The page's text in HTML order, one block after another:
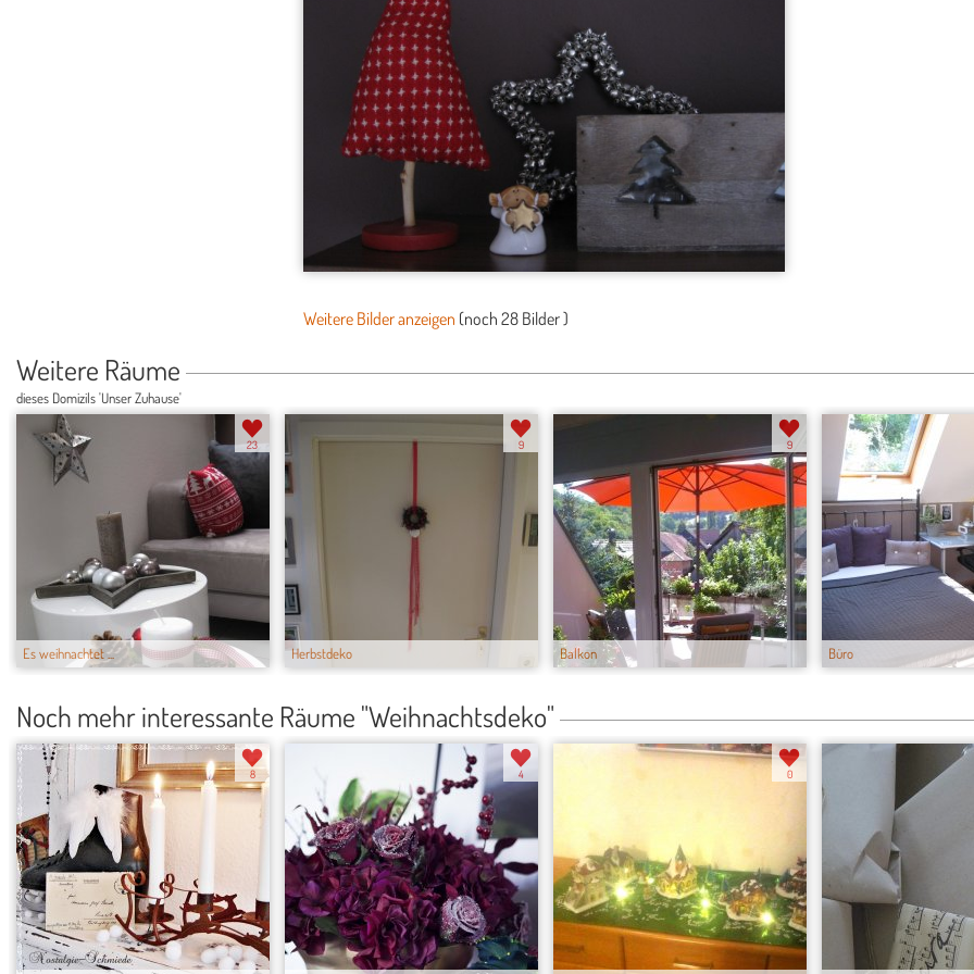
Weitere Bilder anzeigen (noch 28 Bilder)
Weitere Räume
dieses Domizils 'Unser Zuhause'
Es weihnachtet ...
23
Herbstdeko
9
Balkon
9
Büro
Noch mehr interessante Räume "Weihnachtsdeko"
8 4 0